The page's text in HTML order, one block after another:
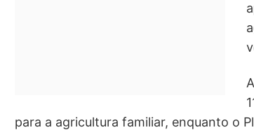
para a agricultura familiar, enquanto o